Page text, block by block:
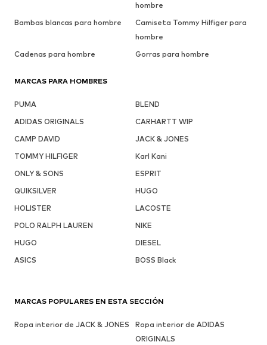
hombre
Bambas blancas para hombre
Camiseta Tommy Hilfiger para
hombre
Cadenas para hombre
Gorras para hombre
MARCAS PARA HOMBRES
PUMA
BLEND
ADIDAS ORIGINALS
CARHARTT WIP
CAMP DAVID
JACK & JONES
TOMMY HILFIGER
Karl Kani
ONLY & SONS
ESPRIT
QUIKSILVER
HUGO
HOLISTER
LACOSTE
POLO RALPH LAUREN
NIKE
HUGO
DIESEL
ASICS
BOSS Black
MARCAS POPULARES EN ESTA SECCIÓN
Ropa interior de JACK & JONES
Ropa interior de ADIDAS
ORIGINALS